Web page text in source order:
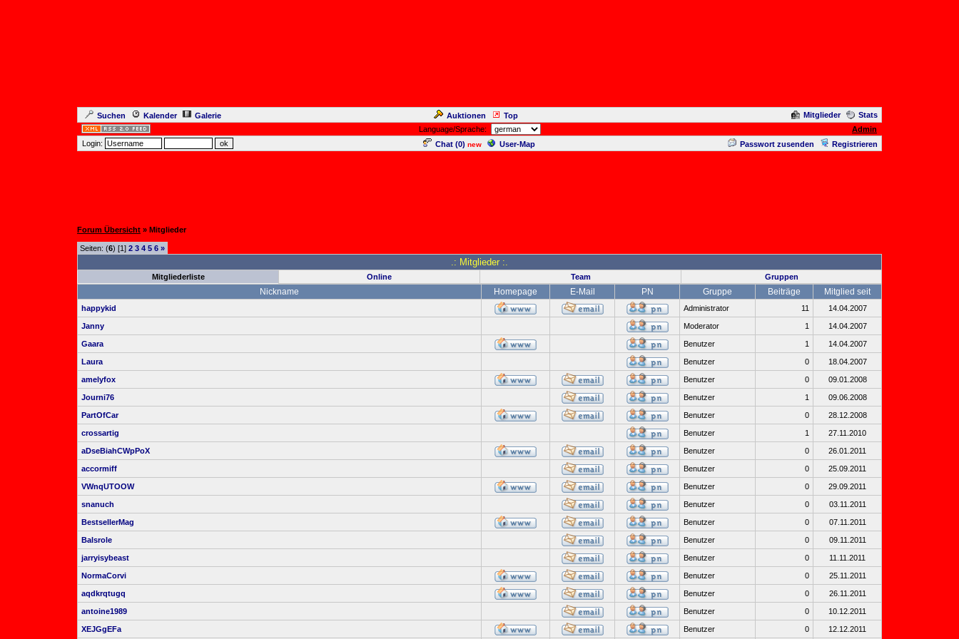
Suchen Kalender Galerie Auktionen Top Mitglieder
Stats
Language/Sprache:
Admin
Login:
Chat (0) new User-Map Passwort zusenden Registrieren
Forum Übersicht » Mitglieder
Seiten: (6) [1] 2 3 4 5 6 »
.: Mitglieder :.
Mitgliederliste Online Team Gruppen
Nickname Homepage E-Mail PN Gruppe Beiträge Mitglied seit
happykid Administrator 11 14.04.2007
Janny Moderator 1 14.04.2007
Gaara Benutzer 1 14.04.2007
Laura Benutzer 0 18.04.2007
amelyfox Benutzer 0 09.01.2008
Journi76 Benutzer 1 09.06.2008
PartOfCar Benutzer 0 28.12.2008
crossartig Benutzer 1 27.11.2010
aDseBiahCWpPoX Benutzer 0 26.01.2011
accormiff Benutzer 0 25.09.2011
VWnqUTOOW Benutzer 0 29.09.2011
snanuch Benutzer 0 03.11.2011
BestsellerMag Benutzer 0 07.11.2011
Balsrole Benutzer 0 09.11.2011
jarryisybeast Benutzer 0 11.11.2011
NormaCorvi Benutzer 0 25.11.2011
aqdkrqtugq Benutzer 0 26.11.2011
antoine1989 Benutzer 0 10.12.2011
XEJGgEFa Benutzer 0 12.12.2011